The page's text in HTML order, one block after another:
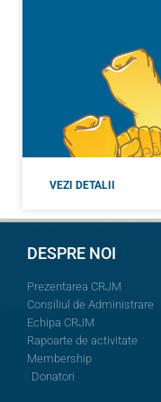
VEZI DETALII
DESPRE NOI
Prezentarea CRJM
Consiliul de Administrare
Echipa CRJM
Rapoarte de activitate
Membership
Donatori